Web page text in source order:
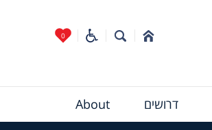
0
דרושים About